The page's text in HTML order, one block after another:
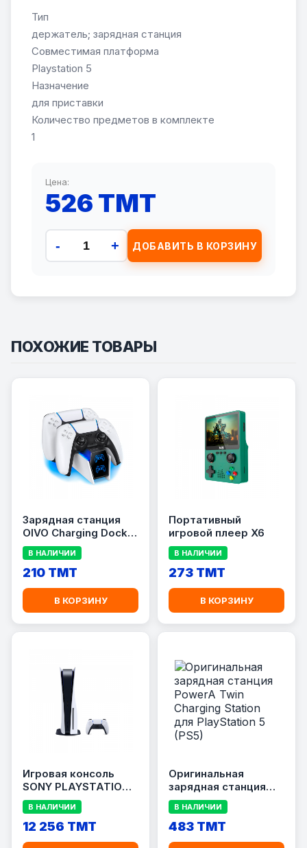
Тип
держатель; зарядная станция
Совместимая платформа
Playstation 5
Назначение
для приставки
Количество предметов в комплекте
1
Цена:
526 TMT
- + ДОБАВИТЬ В КОРЗИНУ
ПОХОЖИЕ ТОВАРЫ
Зарядная станция
OIVO Charging Dock
(IV-P5234) для PS5
В НАЛИЧИИ
210 TMT
В КОРЗИНУ
Портативный
игровой плеер X6
В НАЛИЧИИ
273 TMT
В КОРЗИНУ
Игровая консоль
SONY PLAYSTATION 5
1TB SLIM/WITH
ODD/WHITE
В НАЛИЧИИ
12 256 TMT
Оригинальная
зарядная станция
PowerA Twin
Charging Station для
PlayStation 5 (PS5)
В НАЛИЧИИ
483 TMT